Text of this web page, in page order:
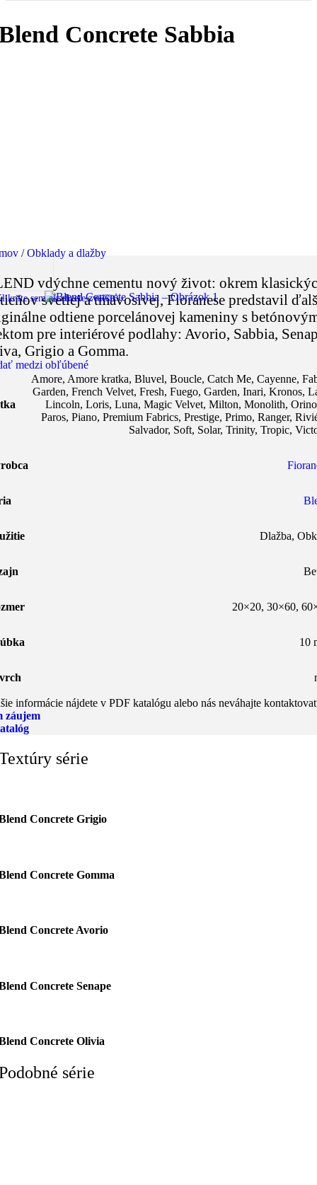
Concrete Sabbia
sem ak chcete zväčšiť
/ Obklady a dlažby
vdýchne cementu nový život: okrem
svetlej a tmavosivej, Fioranese predstavil
odtiene porcelánovej kameniny s
pre interiérové ​​podlahy: Avorio, Sabbia,
Grigio a Gomma.
medzi obľúbené
Amore, Amore kratka, Bluvel, Boucle, Catch Me, Cayenne,
Garden, French Velvet, Fresh, Fuego, Garden, Inari, Kronos,
Lincoln, Loris, Luna, Magic Velvet, Milton, Monolith,
Paros, Piano, Premium Fabrics, Prestige, Primo, Ranger,
Salvador, Soft, Solar, Trinity, Tropic,
Dlažba,
20×20, 30×60,
10
informácie nájdete v PDF katalógu alebo nás neváhajte
záujem
série
Concrete Grigio
Concrete Gomma
Concrete Avorio
Concrete Senape
Concrete Olivia
série